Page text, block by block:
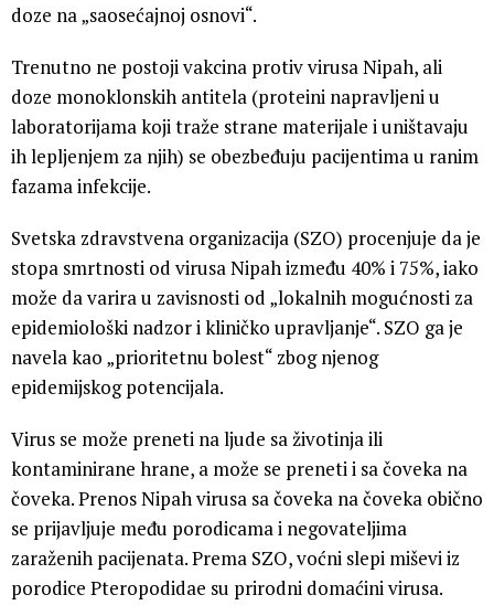
doze na „saosećajnoj osnovi“.
Trenutno ne postoji vakcina protiv virusa Nipah, ali
doze monoklonskih antitela (proteini napravljeni u
laboratorijama koji traže strane materijale i uništavaju
ih lepljenjem za njih) se obezbeđuju pacijentima u ranim
fazama infekcije.
Svetska zdravstvena organizacija (SZO) procenjuje da je
stopa smrtnosti od virusa Nipah između 40% i 75%, iako
može da varira u zavisnosti od „lokalnih mogućnosti za
epidemiološki nadzor i kliničko upravljanje“. SZO ga je
navela kao „prioritetnu bolest“ zbog njenog
epidemijskog potencijala.
Virus se može preneti na ljude sa životinja ili
kontaminirane hrane, a može se preneti i sa čoveka na
čoveka. Prenos Nipah virusa sa čoveka na čoveka obično
se prijavljuje među porodicama i negovateljima
zaraženih pacijenata. Prema SZO, voćni slepi miševi iz
porodice Pteropodidae su prirodni domaćini virusa.